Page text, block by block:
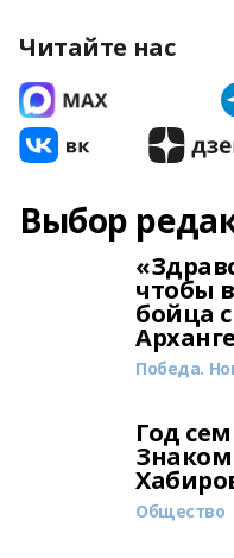
Читайте нас
Выбор
чтобы
бойца
Победа.
Год
Общество